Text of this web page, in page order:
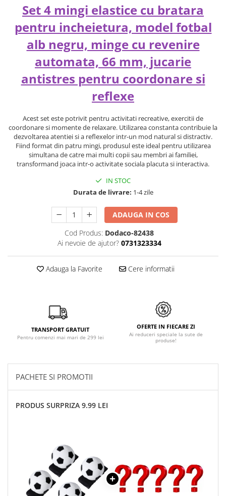
Set 4 mingi elastice cu bratara
pentru incheietura, model fotbal
alb negru, minge cu revenire
automata, 66 mm, jucarie
antistres pentru coordonare si
reflexe
Acest set este potrivit pentru activitati recreative, exercitii de
coordonare si momente de relaxare. Utilizarea constanta contribuie la
dezvoltarea atentiei si a reflexelor intr-un mod natural si distractiv.
Fiind format din patru mingi, produsul este ideal pentru utilizarea
simultana de catre mai multi copii sau membri ai familiei,
transformand joaca intr-o activitate sociala placuta si interactiva.
IN STOC
Durata de livrare: 1-4 zile
ADAUGA IN COS
Cod Produs: Dodaco-82438
Ai nevoie de ajutor? 0731323334
Adauga la Favorite Cere informatii
TRANSPORT GRATUIT
Pentru comenzi mai mari de 299 lei
OFERTE IN FIECARE ZI
Ai reduceri speciale la sute de
produse!
PACHETE SI PROMOTII
PRODUS SURPRIZA 9.99 LEI